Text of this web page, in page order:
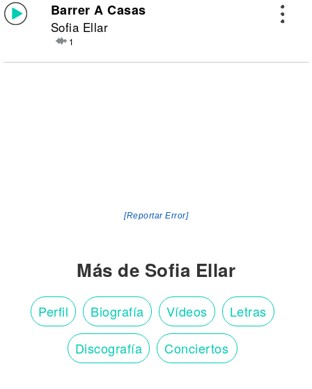
Barrer A Casas
Sofia Ellar
1
[Reportar Error]
Más de Sofia Ellar
Perfil Biografía Vídeos Letras
Discografía Conciertos